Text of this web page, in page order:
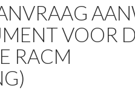
VOOR
RACM